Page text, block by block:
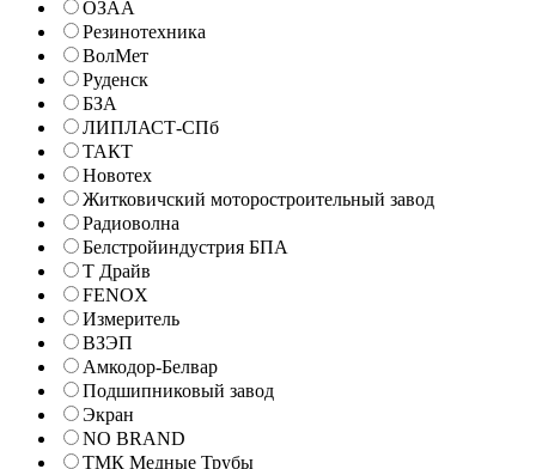
ОЗАА
Резинотехника
ВолМет
Руденск
БЗА
ЛИПЛАСТ-СПб
ТАКТ
Новотех
Житковичский моторостроительный завод
Радиоволна
Белстройиндустрия БПА
Т Драйв
FENOX
Измеритель
ВЗЭП
Амкодор-Белвар
Подшипниковый завод
Экран
NO BRAND
ТМК Медные Трубы